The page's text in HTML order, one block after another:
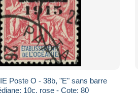
Poste O - 38b, "E" sans barre
10c. rose - Cote: 80